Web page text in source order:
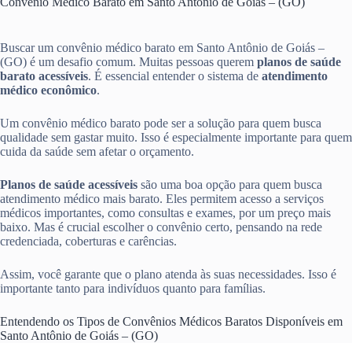
Buscar um convênio médico barato em Santo Antônio de Goiás –
(GO) é um desafio comum. Muitas pessoas querem planos de saúde
barato acessíveis. É essencial entender o sistema de atendimento
médico econômico.
Um convênio médico barato pode ser a solução para quem busca
qualidade sem gastar muito. Isso é especialmente importante para quem
cuida da saúde sem afetar o orçamento.
Planos de saúde acessíveis são uma boa opção para quem busca
atendimento médico mais barato. Eles permitem acesso a serviços
médicos importantes, como consultas e exames, por um preço mais
baixo. Mas é crucial escolher o convênio certo, pensando na rede
credenciada, coberturas e carências.
Assim, você garante que o plano atenda às suas necessidades. Isso é
importante tanto para indivíduos quanto para famílias.
Entendendo os Tipos de Convênios Médicos Baratos Disponíveis em
Santo Antônio de Goiás – (GO)